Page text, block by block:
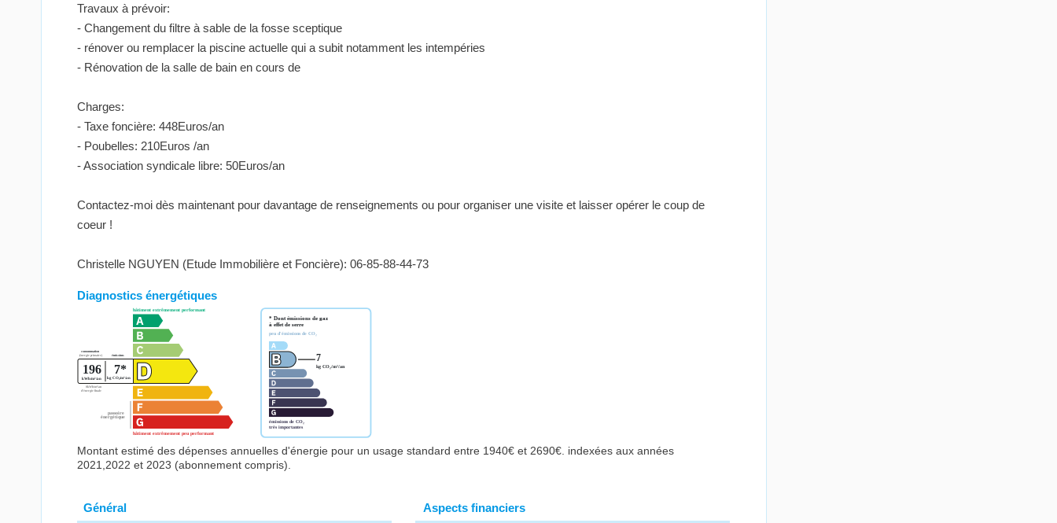
Travaux à prévoir:
- Changement du filtre à sable de la fosse sceptique
- rénover ou remplacer la piscine actuelle qui a subit notamment les intempéries
- Rénovation de la salle de bain en cours de
Charges:
- Taxe foncière: 448Euros/an
- Poubelles: 210Euros /an
- Association syndicale libre: 50Euros/an
Contactez-moi dès maintenant pour davantage de renseignements ou pour organiser une visite et laisser opérer le coup de
coeur !
Christelle NGUYEN (Etude Immobilière et Foncière): 06-85-88-44-73
Diagnostics énergétiques
Montant estimé des dépenses annuelles d'énergie pour un usage standard entre 1940€ et 2690€. indexées aux années
2021,2022 et 2023 (abonnement compris).
Général Aspects financiers